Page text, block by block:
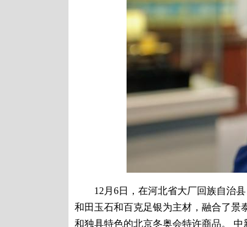
12月6日，在河北省大厂回族自治县
和田玉石和百克足银为主材，融合了景
和独具特色的北京冬奥会特许商品。 中